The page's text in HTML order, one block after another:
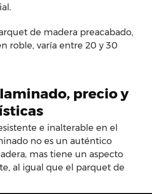
de madera preacabado,
roble, varía entre 20 y 30
precio y
e inalterable en el
no es un auténtico
mas tiene un aspecto
al igual que el parquet de